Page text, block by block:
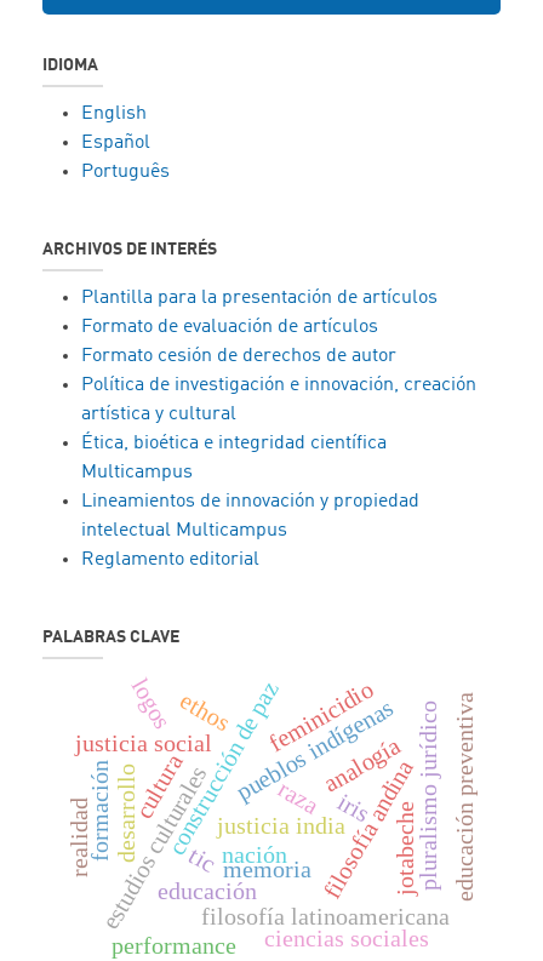
IDIOMA
English
Español
Português
ARCHIVOS DE INTERÉS
Plantilla para la presentación de artículos
Formato de evaluación de artículos
Formato cesión de derechos de autor
Política de investigación e innovación, creación
artística y cultural
Ética, bioética e integridad científica
Multicampus
Lineamientos de innovación y propiedad
intelectual Multicampus
Reglamento editorial
PALABRAS CLAVE
construcción de paz
educación
justicia social
justicia india
pueblos indígenas
filosofía andina
filosofía lati­noamericana
estudios culturales pluralismo jurídico
cultura
tic
desarrollo
memoria
ethos
ciencias sociales
jotabeche
iris
raza
nación educación preventiva
feminicidio
formación analogía
logos
realidad
performance